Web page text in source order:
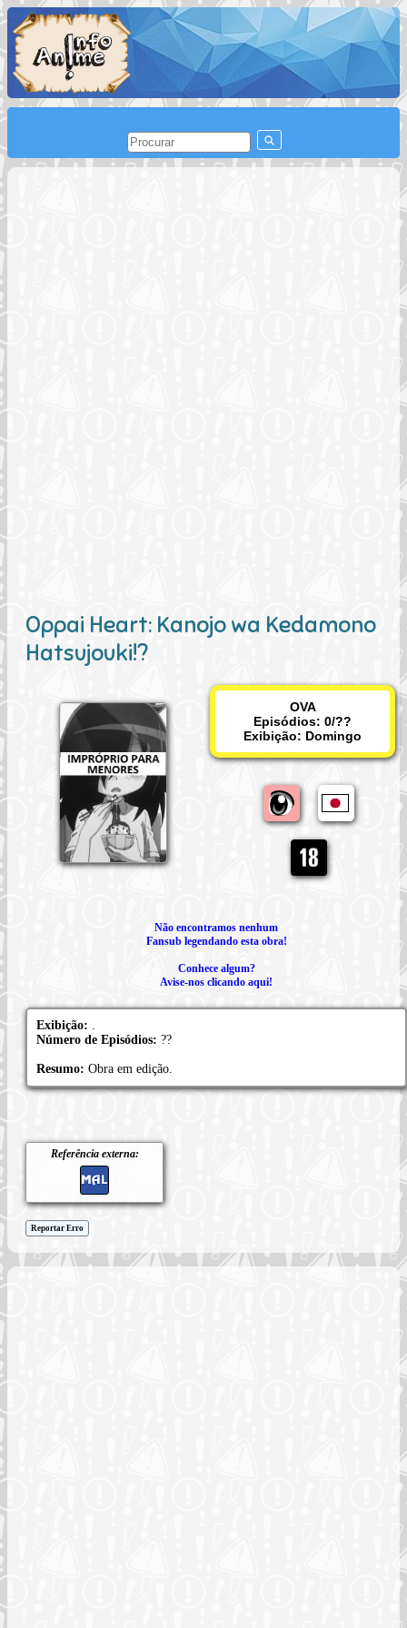
Oppai Heart: Kanojo wa Kedamono
Hatsujouki!?
OVA
Episódios: 0/??
Exibição: Domingo
Não encontramos nenhum
Fansub legendando esta obra!
Conhece algum?
Avise-nos clicando aqui!
Exibição:
Número de Episódios: ??
Resumo: Obra em edição.
Referência externa:
Reportar Erro